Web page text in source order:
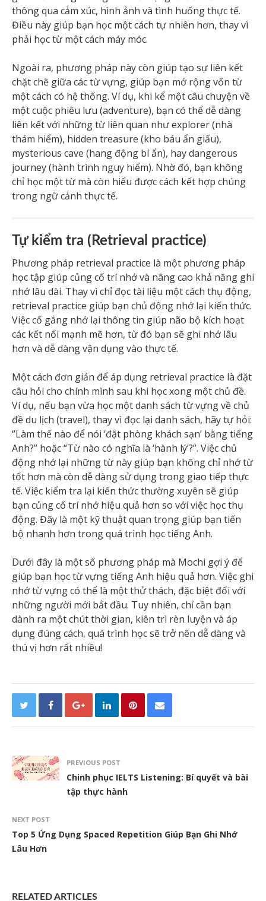
thông qua cảm xúc, hình ảnh và tình huống thực tế.
Điều này giúp bạn học một cách tự nhiên hơn, thay vì
phải học từ một cách máy móc.
Ngoài ra, phương pháp này còn giúp tạo sự liên kết
chặt chẽ giữa các từ vựng, giúp bạn mở rộng vốn từ
một cách có hệ thống. Ví dụ, khi kể một câu chuyện về
một cuộc phiêu lưu (adventure), bạn có thể dễ dàng
liên kết với những từ liên quan như explorer (nhà
thám hiểm), hidden treasure (kho báu ẩn giấu),
mysterious cave (hang động bí ẩn), hay dangerous
journey (hành trình nguy hiểm). Nhờ đó, bạn không
chỉ học một từ mà còn hiểu được cách kết hợp chúng
trong ngữ cảnh thực tế.
Tự kiểm tra (Retrieval practice)
Phương pháp retrieval practice là một phương pháp
học tập giúp củng cố trí nhớ và nâng cao khả năng ghi
nhớ lâu dài. Thay vì chỉ đọc tài liệu một cách thụ động,
retrieval practice giúp bạn chủ động nhớ lại kiến thức.
Việc cố gắng nhớ lại thông tin giúp não bộ kích hoạt
các kết nối mạnh mẽ hơn, từ đó bạn sẽ ghi nhớ lâu
hơn và dễ dàng vận dụng vào thực tế.
Một cách đơn giản để áp dụng retrieval practice là đặt
câu hỏi cho chính mình sau khi học xong một chủ đề.
Ví dụ, nếu bạn vừa học một danh sách từ vựng về chủ
đề du lịch (travel), thay vì đọc lại danh sách, hãy tự hỏi:
“Làm thế nào để nói ‘đặt phòng khách sạn’ bằng tiếng
Anh?” hoặc “Từ nào có nghĩa là ‘hành lý’?”. Việc chủ
động nhớ lại những từ này giúp bạn không chỉ nhớ từ
tốt hơn mà còn dễ dàng sử dụng trong giao tiếp thực
tế. Việc kiểm tra lại kiến thức thường xuyên sẽ giúp
bạn củng cố trí nhớ hiệu quả hơn so với việc học thụ
động. Đây là một kỹ thuật quan trọng giúp bạn tiến
bộ nhanh hơn trong quá trình học tiếng Anh.
Dưới đây là một số phương pháp mà Mochi gợi ý để
giúp bạn học từ vựng tiếng Anh hiệu quả hơn. Việc ghi
nhớ từ vựng có thể là một thử thách, đặc biệt đối với
những người mới bắt đầu. Tuy nhiên, chỉ cần bạn
dành ra một chút thời gian, kiên trì rèn luyện và áp
dụng đúng cách, quá trình học sẽ trở nên dễ dàng và
thú vị hơn rất nhiều!
PREVIOUS POST
Chinh phục IELTS Listening: Bí quyết và bài
tập thực hành
NEXT POST
Top 5 Ứng Dụng Spaced Repetition Giúp Bạn Ghi Nhớ
Lâu Hơn
RELATED ARTICLES